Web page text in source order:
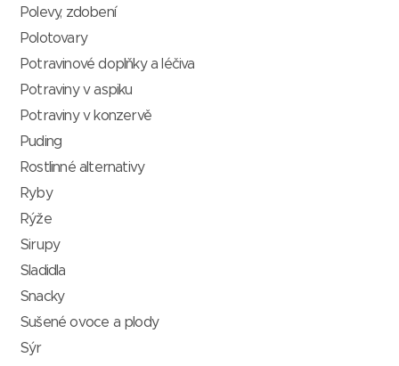
Polevy, zdobení
Polotovary
Potravinové doplňky a léčiva
Potraviny v aspiku
Potraviny v konzervě
Puding
Rostlinné alternativy
Ryby
Rýže
Sirupy
Sladidla
Snacky
Sušené ovoce a plody
Sýr